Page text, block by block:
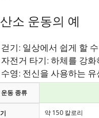
소 운동의 예
걷기: 일상에서 쉽게 할
자전거 타기: 하체를 강
수영: 전신을 사용하는
운동 종류
약 150 칼로리